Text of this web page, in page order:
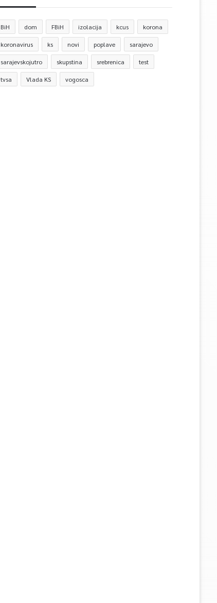
BiH dom FBiH izolacija kcus korona
koronavirus ks novi poplave sarajevo
sarajevskojutro skupstina srebrenica test
tvsa Vlada KS vogosca